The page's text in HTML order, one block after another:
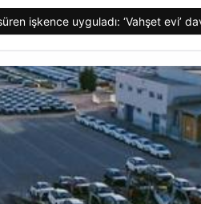
İddialarına
hakaret iddialarıyla yürütülen